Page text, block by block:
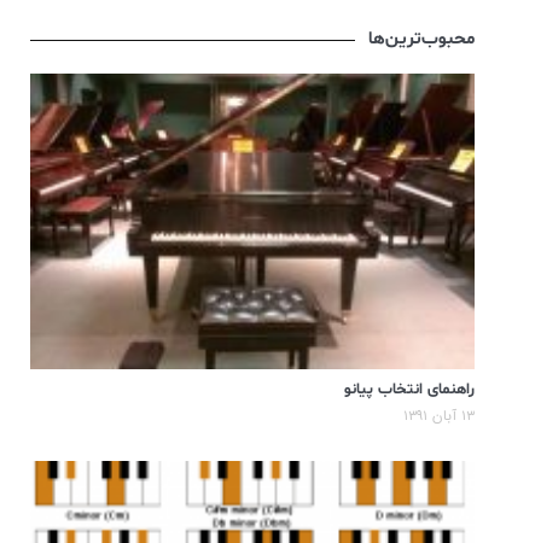
محبوب‌ترین‌ها
راهنمای انتخاب پیانو
۱۳ آبان ۱۳۹۱